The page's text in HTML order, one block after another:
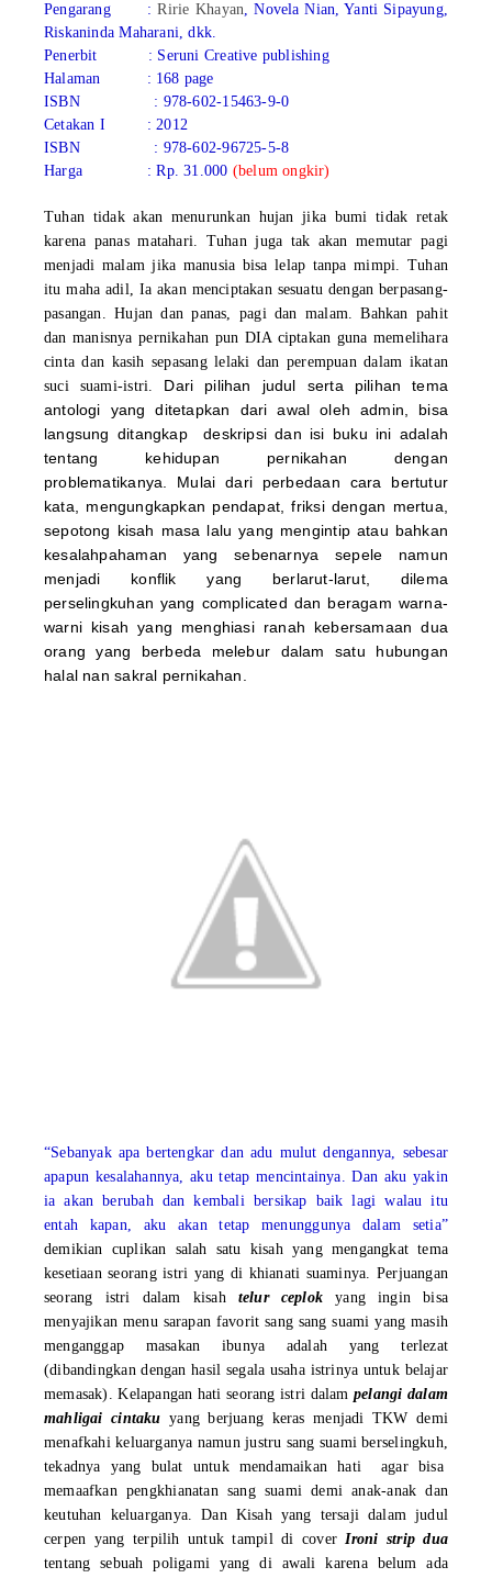
Pengarang :Ririe Khayan, Novela Nian, Yanti Sipayung,
Riskaninda Maharani, dkk.
Penerbit : Seruni Creative publishing
Halaman : 168 page
ISBN : 978-602-15463-9-0
Cetakan I : 2012
ISBN : 978-602-96725-5-8
Harga : Rp. 31.000 (belum ongkir)
Tuhan tidak akan menurunkan hujan jika bumi tidak retak
karena panas matahari. Tuhan juga tak akan memutar pagi
menjadi malam jika manusia bisa lelap tanpa mimpi. Tuhan
itu maha adil, Ia akan menciptakan sesuatu dengan berpasang-
pasangan. Hujan dan panas, pagi dan malam. Bahkan pahit
dan manisnya pernikahan pun DIA ciptakan guna memelihara
cinta dan kasih sepasang lelaki dan perempuan dalam ikatan
suci suami-istri. Dari pilihan judul serta pilihan tema
antologi yang ditetapkan dari awal oleh admin, bisa
langsung ditangkap deskripsi dan isi buku ini adalah
tentang kehidupan pernikahan dengan
problematikanya. Mulai dari perbedaan cara bertutur
kata, mengungkapkan pendapat, friksi dengan mertua,
sepotong kisah masa lalu yang mengintip atau bahkan
kesalahpahaman yang sebenarnya sepele namun
menjadi konflik yang berlarut-larut, dilema
perselingkuhan yang complicated dan beragam warna-
warni kisah yang menghiasi ranah kebersamaan dua
orang yang berbeda melebur dalam satu hubungan
halal nan sakral pernikahan.
“Sebanyak apa bertengkar dan adu mulut dengannya, sebesar
apapun kesalahannya, aku tetap mencintainya. Dan aku yakin
ia akan berubah dan kembali bersikap baik lagi walau itu
entah kapan, aku akan tetap menunggunya dalam setia”
demikian cuplikan salah satu kisah yang mengangkat tema
kesetiaan seorang istri yang di khianati suaminya. Perjuangan
seorang istri dalam kisah telur ceplok yang ingin bisa
menyajikan menu sarapan favorit sang sang suami yang masih
menganggap masakan ibunya adalah yang terlezat
(dibandingkan dengan hasil segala usaha istrinya untuk belajar
memasak). Kelapangan hati seorang istri dalampelangi dalam
mahligai cintaku yang berjuang keras menjadi TKW demi
menafkahi keluarganya namun justru sang suami berselingkuh,
tekadnya yang bulat untuk mendamaikan hati agar bisa
memaafkan pengkhianatan sang suami demi anak-anak dan
keutuhan keluarganya. Dan Kisah yang tersaji dalam judul
cerpen yang terpilih untuk tampil di coverIroni strip dua
tentang sebuah poligami yang di awali karena belum ada